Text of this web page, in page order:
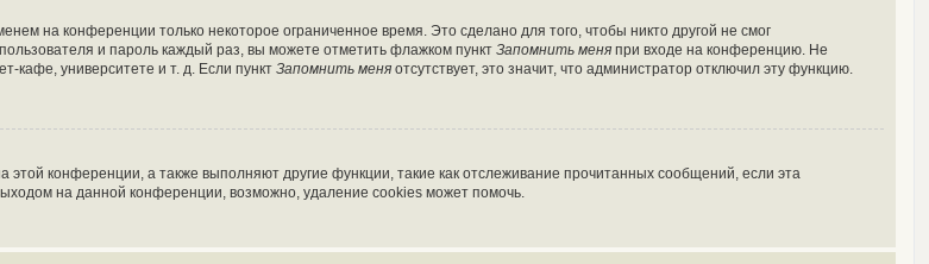
на конференции только некоторое ограниченное время. Это сделано для того, чтобы никто другой не смог
и пароль каждый раз, вы можете отметить флажком пункт Запомнить меня при входе на конференцию. Не
кафе, университете и т. д. Если пункт Запомнить меня отсутствует, это значит, что администратор отключил эту функцию.
конференции, а также выполняют другие функции, такие как отслеживание прочитанных сообщений, если эта
на данной конференции, возможно, удаление cookies может помочь.